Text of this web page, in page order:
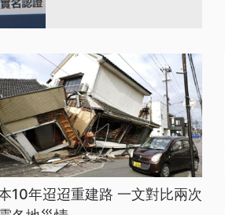
10年迢迢重建路 一文對比兩次